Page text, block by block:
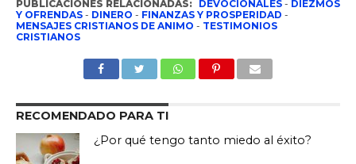
PUBLICACIONES RELACIONADAS: DEVOCIONALES- DIEZMOS
Y OFRENDAS- DINERO - FINANZAS Y PROSPERIDAD -
MENSAJES CRISTIANOS DE ANIMO - TESTIMONIOS
CRISTIANOS
RECOMENDADO PARA TI
¿Por qué tengo tanto miedo al éxito?